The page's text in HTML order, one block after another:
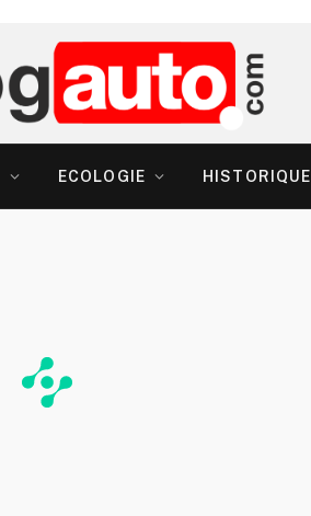
ECOLOGIE HISTORIQUE